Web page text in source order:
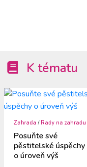
K tématu
Zahrada /Rady na zahradu
Posuňte své
pěstitelské úspěchy
o úroveň výš